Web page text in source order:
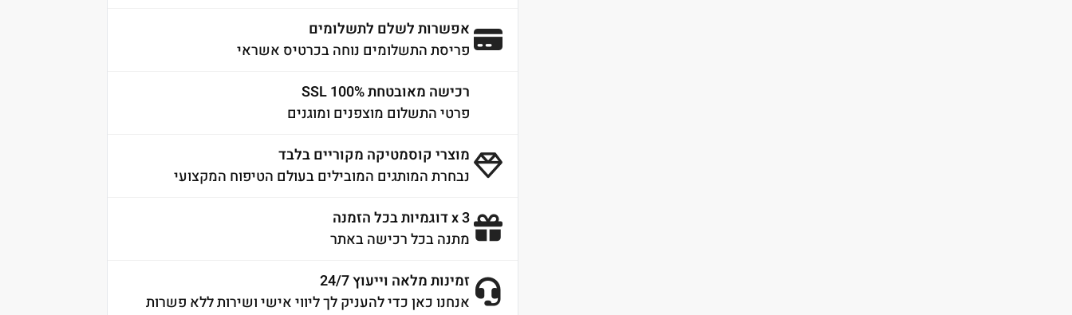
אפשרות לשלם לתשלומים
פריסת התשלומים נוחה בכרטיס אשראי
רכישה מאובטחת 100% SSL
פרטי התשלום מוצפנים ומוגנים
מוצרי קוסמטיקה מקוריים בלבד
נבחרת המותגים המובילים בעולם הטיפוח המקצועי
3 x דוגמיות בכל הזמנה
מתנה בכל רכישה באתר
זמינות מלאה וייעוץ 24/7
אנחנו כאן כדי להעניק לך ליווי אישי ושירות ללא פשרות